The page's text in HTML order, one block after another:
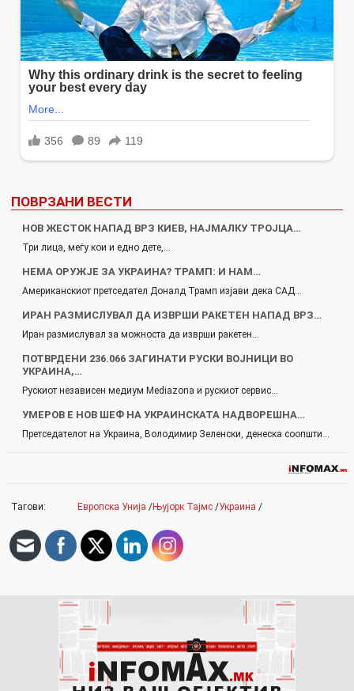
ПОВРЗАНИ ВЕСТИ
НОВ ЖЕСТОК НАПАД ВРЗ КИЕВ, НАЈМАЛКУ ТРОЈЦА…
Три лица, меѓу кои и едно дете,…
НЕМА ОРУЖЈЕ ЗА УКРАИНА? ТРАМП: И НАМ…
Американскиот претседател Доналд Трамп изјави дека САД…
ИРАН РАЗМИСЛУВАЛ ДА ИЗВРШИ РАКЕТЕН НАПАД ВРЗ…
Иран размислувал за можноста да изврши ракетен…
ПОТВРДЕНИ 236.066 ЗАГИНАТИ РУСКИ ВОЈНИЦИ ВО
УКРАИНА,…
Рускиот независен медиум Mediazona и рускиот сервис…
УМЕРОВ Е НОВ ШЕФ НА УКРАИНСКАТА НАДВОРЕШНА…
Претседателот на Украина, Володимир Зеленски, денеска соопшти…
Тагови: Европска Унија /Њујорк Тајмс /Украина /